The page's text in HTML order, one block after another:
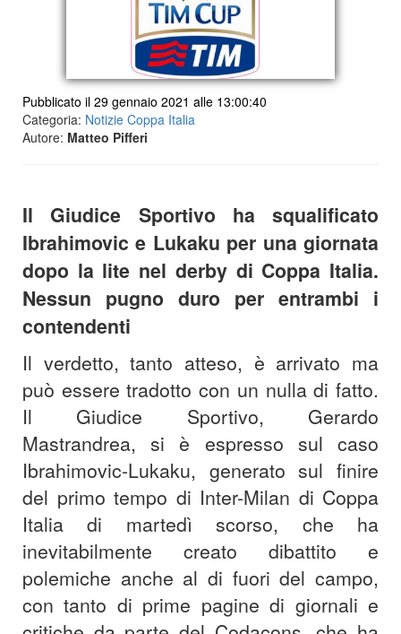
Pubblicato il 29 gennaio 2021 alle 13:00:40
Categoria: Notizie Coppa Italia
Autore: Matteo Pifferi
Il Giudice Sportivo ha squalificato
Ibrahimovic e Lukaku per una giornata
dopo la lite nel derby di Coppa Italia.
Nessun pugno duro per entrambi i
contendenti
Il verdetto, tanto atteso, è arrivato ma
può essere tradotto con un nulla di fatto.
Il Giudice Sportivo, Gerardo
Mastrandrea, si è espresso sul caso
Ibrahimovic-Lukaku, generato sul finire
del primo tempo di Inter-Milan di Coppa
Italia di martedì scorso, che ha
inevitabilmente creato dibattito e
polemiche anche al di fuori del campo,
con tanto di prime pagine di giornali e